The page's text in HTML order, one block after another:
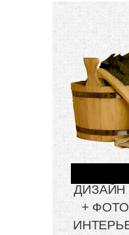
ДИЗАЙН
+